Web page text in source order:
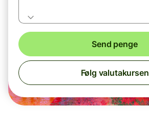
Send penge
Følg valutakursen